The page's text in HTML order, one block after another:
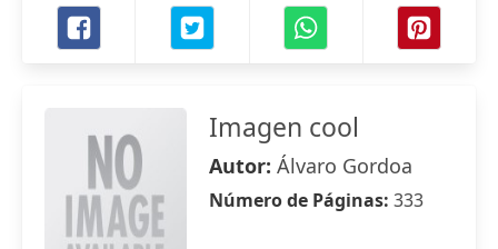
Imagen cool
Autor: Álvaro Gordoa
Número de Páginas: 333